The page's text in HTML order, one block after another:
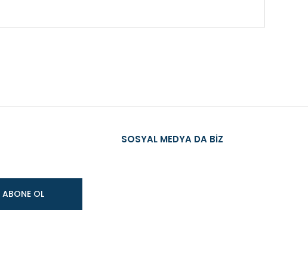
ABONE OL
SOSYAL MEDYA DA BİZ